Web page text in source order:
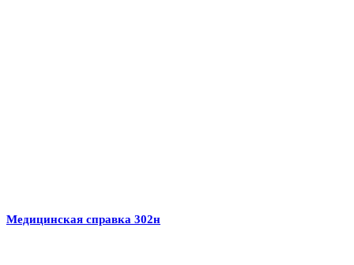
Медицинская справка 302н